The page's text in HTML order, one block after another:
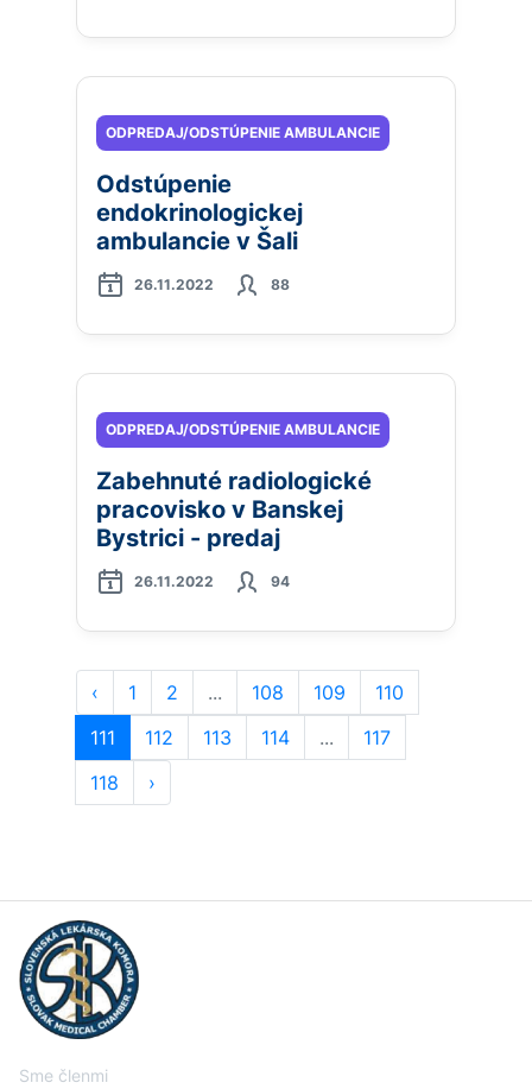
ODPREDAJ/ODSTÚPENIE AMBULANCIE
Odstúpenie
endokrinologickej
ambulancie v Šali
26.11.2022 88
ODPREDAJ/ODSTÚPENIE AMBULANCIE
Zabehnuté radiologické
pracovisko v Banskej
Bystrici - predaj
26.11.2022 94
‹ 1 2 ... 108 109
110
111
112 113 114 ...
117
118
›
Sme členmi